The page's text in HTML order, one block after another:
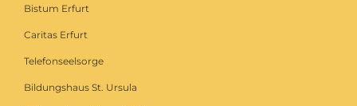
Bistum Erfurt
Caritas Erfurt
Telefonseelsorge
Bildungshaus St. Ursula